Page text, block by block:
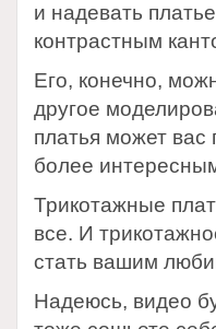
и надевать
контрастным
Его, конечно,
другое
платья может вас
более
Трикотажные
все. И
стать вашим
Надеюсь, видео